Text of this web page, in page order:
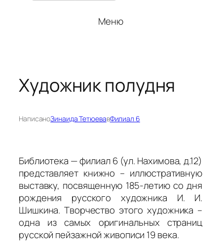
Меню
Художник полудня
НаписаноЗинаида ТетюевавФилиал 6
Библиотека — филиал 6 (ул. Нахимова, д.12)
представляет книжно – иллюстративную
выставку, посвященную 185-летию со дня
рождения русского художника И. И.
Шишкина. Творчество этого художника –
одна из самых оригинальных страниц
русской пейзажной живописи 19 века.